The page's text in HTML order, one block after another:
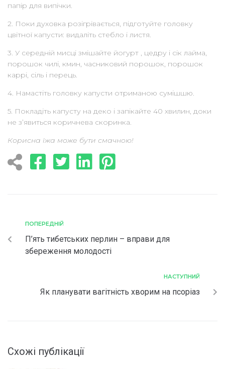
папір для випічки.
2. Поки духовка розігрівається, підготуйте головку
цвітної капусти: видаліть стебло і листя.
3. У середній мисці змішайте йогурт , цедру і сік лайма,
порошок чилі, кмин, часниковий порошок, порошок
каррі, сіль і перець.
4. Намастіть головку капусти отриманою сумішшю.
5. Покладіть капусту на деко і запікайте 40 хвилин, доки
не з’явиться коричнева скоринка.
Корисна їжа може бути смачною!
ПОПЕРЕДНІЙ
П’ять тибетських перлин – вправи для
збереження молодості
НАСТУПНИЙ
Як планувати вагітність хворим на псоріаз
Схожі публікації